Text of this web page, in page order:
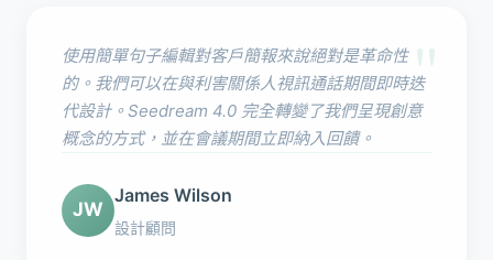
"
使用簡單句子編輯對客戶簡報來說絕對是革命性
的。我們可以在與利害關係人視訊通話期間即時迭
代設計。Seedream 4.0 完全轉變了我們呈現創意
概念的方式，並在會議期間立即納入回饋。
JW
James Wilson
設計顧問